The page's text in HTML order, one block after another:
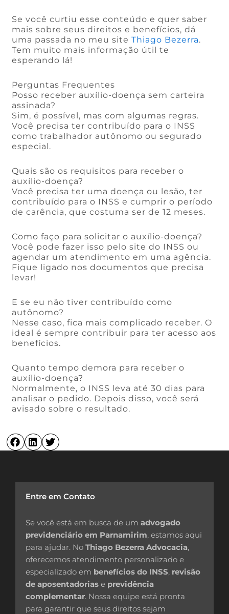
Se você curtiu esse conteúdo e quer saber
mais sobre seus direitos e benefícios, dá
uma passada no meu siteThiago Bezerra.
Tem muito mais informação útil te
esperando lá!
Perguntas Frequentes
Posso receber auxílio-doença sem carteira
assinada?
Sim, é possível, mas com algumas regras.
Você precisa ter contribuído para o INSS
como trabalhador autônomo ou segurado
especial.
Quais são os requisitos para receber o
auxílio-doença?
Você precisa ter uma doença ou lesão, ter
contribuído para o INSS e cumprir o período
de carência, que costuma ser de 12 meses.
Como faço para solicitar o auxílio-doença?
Você pode fazer isso pelo site do INSS ou
agendar um atendimento em uma agência.
Fique ligado nos documentos que precisa
levar!
E se eu não tiver contribuído como
autônomo?
Nesse caso, fica mais complicado receber. O
ideal é sempre contribuir para ter acesso aos
benefícios.
Quanto tempo demora para receber o
auxílio-doença?
Normalmente, o INSS leva até 30 dias para
analisar o pedido. Depois disso, você será
avisado sobre o resultado.
Entre em Contato
Se você está em busca de um advogado
previdenciário em Parnamirim, estamos aqui
para ajudar. No Thiago Bezerra Advocacia,
oferecemos atendimento personalizado e
especializado em benefícios do INSS, revisão
de aposentadorias e previdência
complementar. Nossa equipe está pronta
para garantir que seus direitos sejam